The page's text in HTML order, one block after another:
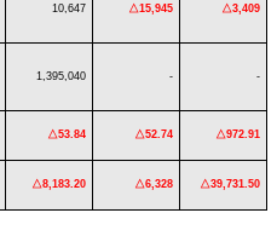
10,647 △15,945 △3,409
1,395,040 - -
△53.84 △52.74 △972.91
△8,183.20 △6,328 △39,731.50